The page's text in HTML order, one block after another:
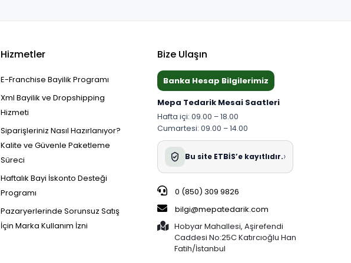
Hizmetler
E-Franchise Bayilik Programı
Xml Bayilik ve Dropshipping
Hizmeti
Siparişleriniz Nasıl Hazırlanıyor?
Kalite ve Güvenle Paketleme
Süreci
Haftalık Bayi İskonto Desteği
Programı
Pazaryerlerinde Sorunsuz Satış
İçin Marka Kullanım İzni
Bize Ulaşın
Banka Hesap Bilgilerimiz
Mepa Tedarik Mesai Saatleri
Hafta içi: 09.00 – 18.00
Cumartesi: 09.00 – 14.00
Bu site ETBİS’e kayıtlıdır.›
0 (850) 309 9826
bilgi@mepatedarik.com
Hobyar Mahallesi, Aşirefendi
Caddesi No:25C Katırcıoğlu Han
Fatih/İstanbul